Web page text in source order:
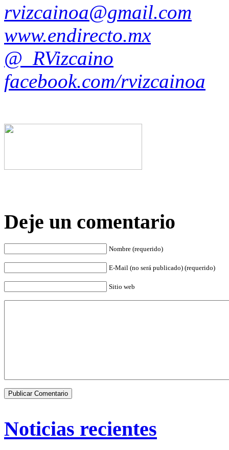
rvizcainoa@gmail.com
www.endirecto.mx
@_RVizcaino
facebook.com/rvizcainoa
Deje un comentario
Nombre (requerido)
E-Mail (no será publicado) (requerido)
Sitio web
Noticias recientes